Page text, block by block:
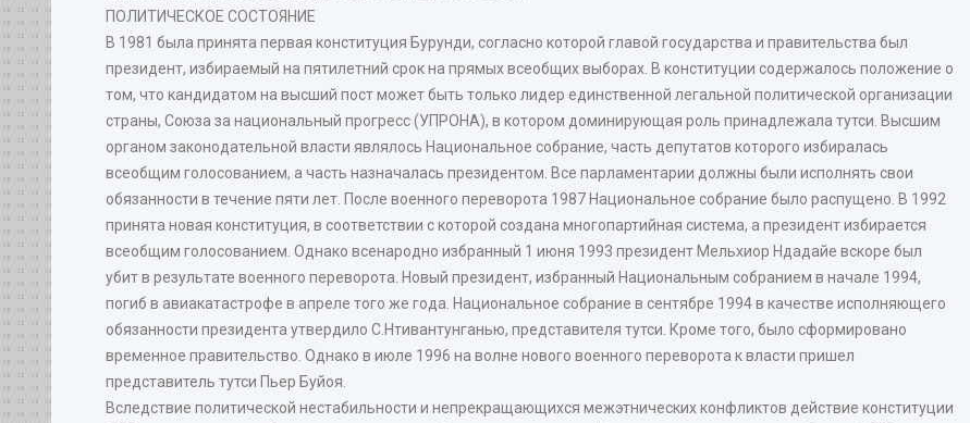
ПОЛИТИЧЕСКОЕ СОСТОЯНИЕ
В 1981 была принята первая конституция Бурунди, согласно которой главой государства и правительства был
президент, избираемый на пятилетний срок на прямых всеобщих выборах. В конституции содержалось положение о
том, что кандидатом на высший пост может быть только лидер единственной легальной политической организации
страны, Союза за национальный прогресс (УПРОНА), в котором доминирующая роль принадлежала тутси. Высшим
органом законодательной власти являлось Национальное собрание, часть депутатов которого избиралась
всеобщим голосованием, а часть назначалась президентом. Все парламентарии должны были исполнять свои
обязанности в течение пяти лет. После военного переворота 1987 Национальное собрание было распущено. В 1992
принята новая конституция, в соответствии с которой создана многопартийная система, а президент избирается
всеобщим голосованием. Однако всенародно избранный 1 июня 1993 президент Мельхиор Ндадайе вскоре был
убит в результате военного переворота. Новый президент, избранный Национальным собранием в начале 1994,
погиб в авиакатастрофе в апреле того же года. Национальное собрание в сентябре 1994 в качестве исполняющего
обязанности президента утвердило С.Нтивантунганью, представителя тутси. Кроме того, было сформировано
временное правительство. Однако в июле 1996 на волне нового военного переворота к власти пришел
представитель тутси Пьер Буйоя.
Вследствие политической нестабильности и непрекращающихся межэтнических конфликтов действие конституции